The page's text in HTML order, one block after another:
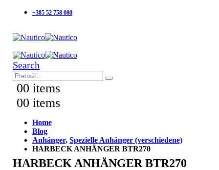
+385 52 758 080
Search
00 items
00 items
Home
Blog
Anhänger, Spezielle Anhänger (verschiedene)
HARBECK ANHÄNGER BTR270
HARBECK ANHÄNGER BTR270